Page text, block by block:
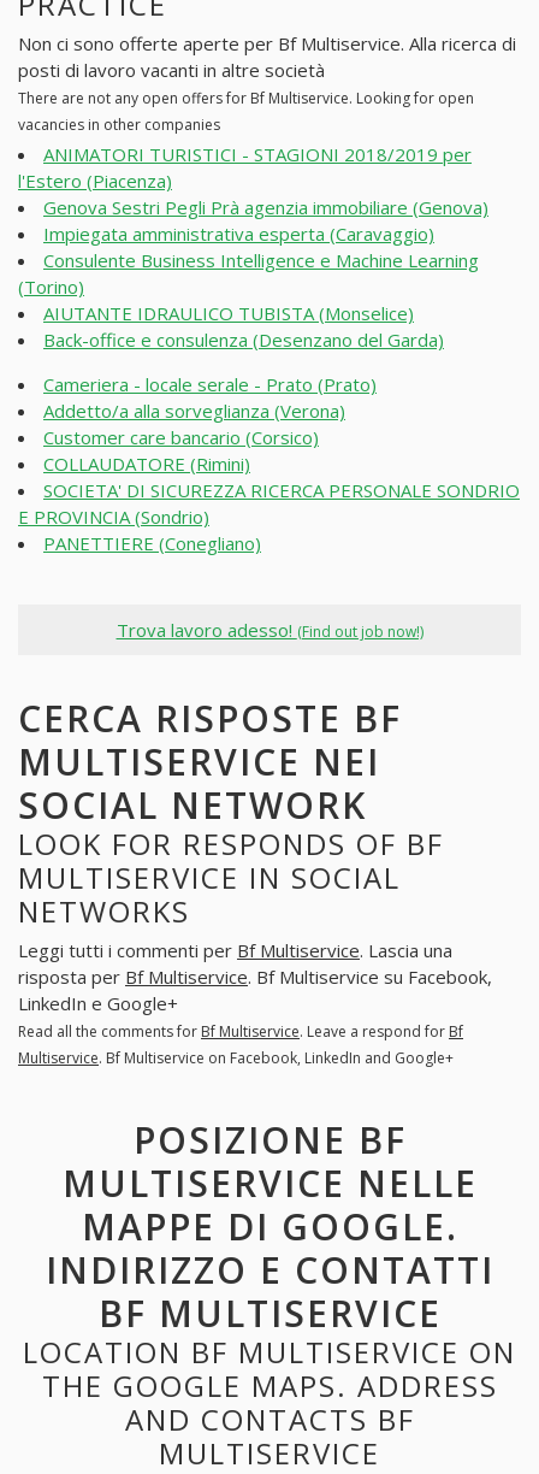
Non ci sono offerte aperte per Bf Multiservice. Alla ricerca di
posti di lavoro vacanti in altre società
There are not any open offers for Bf Multiservice. Looking for open
vacancies in other companies
ANIMATORI TURISTICI - STAGIONI 2018/2019 per
l'Estero (Piacenza)
Genova Sestri Pegli Prà agenzia immobiliare (Genova)
Impiegata amministrativa esperta (Caravaggio)
Consulente Business Intelligence e Machine Learning
(Torino)
AIUTANTE IDRAULICO TUBISTA (Monselice)
Back-office e consulenza (Desenzano del Garda)
Cameriera - locale serale - Prato (Prato)
Addetto/a alla sorveglianza (Verona)
Customer care bancario (Corsico)
COLLAUDATORE (Rimini)
SOCIETA' DI SICUREZZA RICERCA PERSONALE SONDRIO
E PROVINCIA (Sondrio)
PANETTIERE (Conegliano)
Trova lavoro adesso! (Find out job now!)
CERCA RISPOSTE BF
MULTISERVICE NEI
SOCIAL NETWORK
LOOK FOR RESPONDS OF BF
MULTISERVICE IN SOCIAL
NETWORKS
Leggi tutti i commenti per Bf Multiservice. Lascia una
risposta per Bf Multiservice. Bf Multiservice su Facebook,
LinkedIn e Google+
Read all the comments for Bf Multiservice. Leave a respond for Bf
Multiservice. Bf Multiservice on Facebook, LinkedIn and Google+
POSIZIONE BF
MULTISERVICE NELLE
MAPPE DI GOOGLE.
INDIRIZZO E CONTATTI
BF MULTISERVICE
LOCATION BF MULTISERVICE ON
THE GOOGLE MAPS. ADDRESS
AND CONTACTS BF
MULTISERVICE